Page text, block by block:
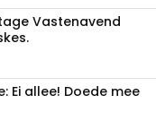
Vastenavend
Ei allee! Doede mee